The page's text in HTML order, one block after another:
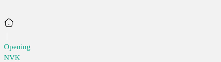
Home
Opening
NVK